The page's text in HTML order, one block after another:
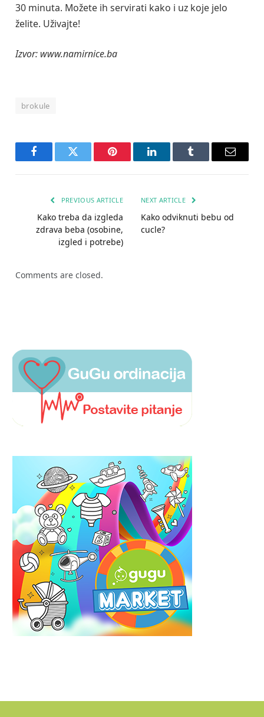
30 minuta. Možete ih servirati kako i uz koje jelo
želite. Uživajte!
Izvor: www.namirnice.ba
brokule
FacebookTwitter Pinterest LinkedInTumblr Email
PREVIOUS ARTICLE
Kako treba da izgleda
zdrava beba (osobine,
izgled i potrebe)
NEXT ARTICLE
Kako odviknuti bebu od
cucle?
Comments are closed.